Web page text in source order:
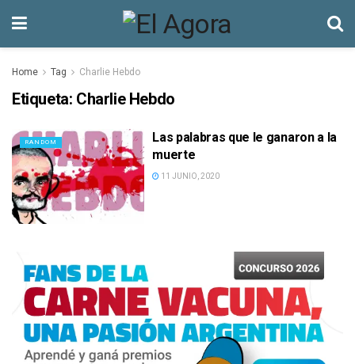
Home Tag Charlie Hebdo
Etiqueta: Charlie Hebdo
RANDOM
Las palabras que le ganaron a la
muerte
11 JUNIO, 2020